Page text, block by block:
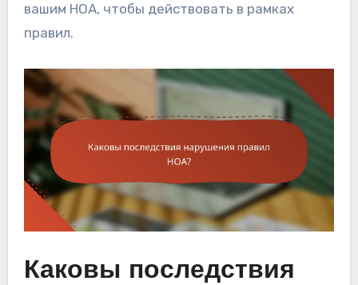
вашим HOA, чтобы действовать в рамках
правил.
Каковы последствия